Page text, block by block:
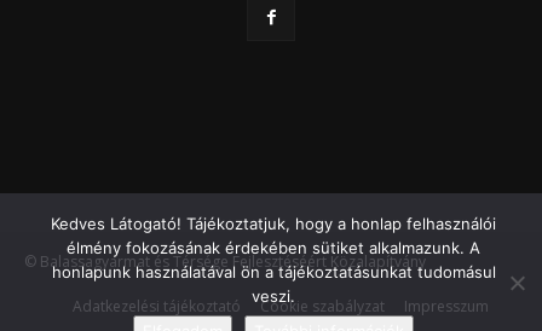
© Balassagyarmat és Térsége Fejlesztéséért Közalapítvány
Adatkezelési tájékoztató Cookie szabályzat Impresszum
Kedves Látogató! Tájékoztatjuk, hogy a honlap felhasználói
élmény fokozásának érdekében sütiket alkalmazunk. A
honlapunk használatával ön a tájékoztatásunkat tudomásul
veszi.